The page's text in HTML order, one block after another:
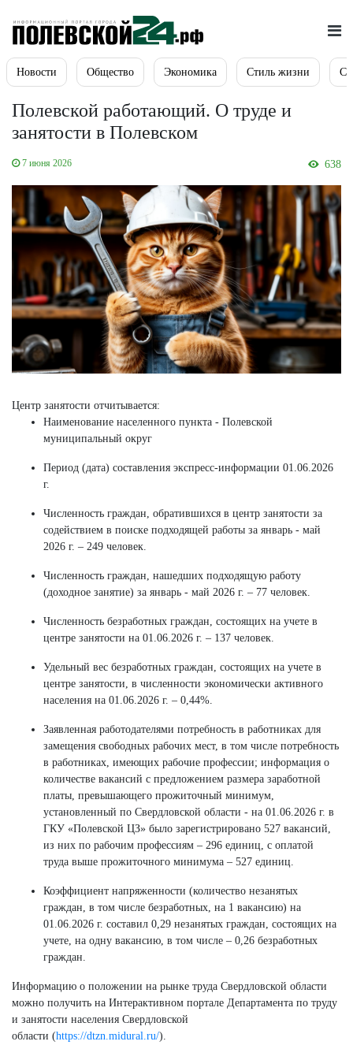
Новости Общество Экономика Стиль жизни
Полевской работающий. О труде и
занятости в Полевском
7 июня 2026 638
Центр занятости отчитывается:
Наименование населенного пункта - Полевской
муниципальный округ
Период (дата) составления экспресс-информации 01.06.2026
г.
Численность граждан, обратившихся в центр занятости за
содействием в поиске подходящей работы за январь - май
2026 г. – 249 человек.
Численность граждан, нашедших подходящую работу
(доходное занятие) за январь - май 2026 г. – 77 человек.
Численность безработных граждан, состоящих на учете в
центре занятости на 01.06.2026 г. – 137 человек.
Удельный вес безработных граждан, состоящих на учете в
центре занятости, в численности экономически активного
населения на 01.06.2026 г. – 0,44%.
Заявленная работодателями потребность в работниках для
замещения свободных рабочих мест, в том числе потребность
в работниках, имеющих рабочие профессии; информация о
количестве вакансий с предложением размера заработной
платы, превышающего прожиточный минимум,
установленный по Свердловской области - на 01.06.2026 г. в
ГКУ «Полевской ЦЗ» было зарегистрировано 527 вакансий,
из них по рабочим профессиям – 296 единиц, с оплатой
труда выше прожиточного минимума – 527 единиц.
Коэффициент напряженности (количество незанятых
граждан, в том числе безработных, на 1 вакансию) на
01.06.2026 г. составил 0,29 незанятых граждан, состоящих на
учете, на одну вакансию, в том числе – 0,26 безработных
граждан.
Информацию о положении на рынке труда Свердловской области
можно получить на Интерактивном портале Департамента по труду
и занятости населения Свердловской
области (https://dtzn.midural.ru/).